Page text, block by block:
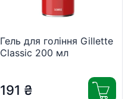
Гель для гоління Gillette
Classic 200 мл
191 ₴